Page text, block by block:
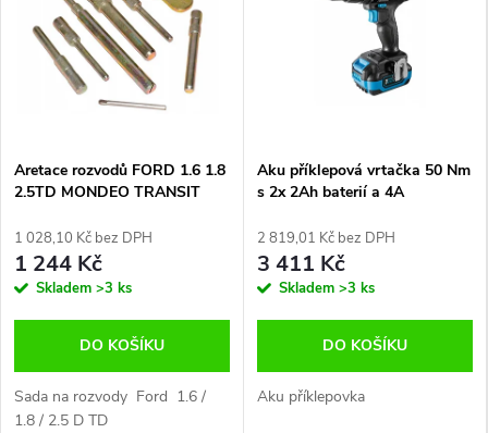
Aretace rozvodů FORD 1.6 1.8
2.5TD MONDEO TRANSIT
1 028,10 Kč bez DPH
1 244 Kč
Skladem >3 ks
DO KOŠÍKU
Sada na rozvody Ford 1.6 /
1.8 / 2.5 D TD
Aku příklepová vrtačka 50 Nm
s 2x 2Ah baterií a 4A
HT2E245-B12PD
2 819,01 Kč bez DPH
3 411 Kč
Skladem >3 ks
DO KOŠÍKU
Aku příklepovka